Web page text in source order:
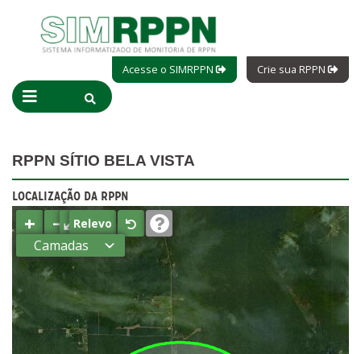
Acesse o SIMRPPN Crie sua RPPN
RPPN SÍTIO BELA VISTA
LOCALIZAÇÃO DA RPPN
+ −⤢Relevo
Camadas
Estados
Municípios
Terras
indígenas